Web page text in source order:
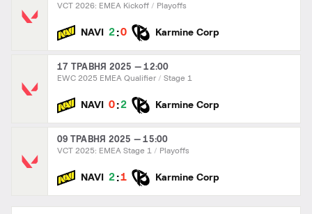
VCT 2026: EMEA Kickoff Playoffs
NAVI 2 :0 Karmine Corp
17 ТРАВНЯ 2025 — 12:00
EWC 2025 EMEA Qualifier Stage 1
NAVI 0 :2 Karmine Corp
09 ТРАВНЯ 2025 — 15:00
VCT 2025: EMEA Stage 1 Playoffs
NAVI 2 :1 Karmine Corp